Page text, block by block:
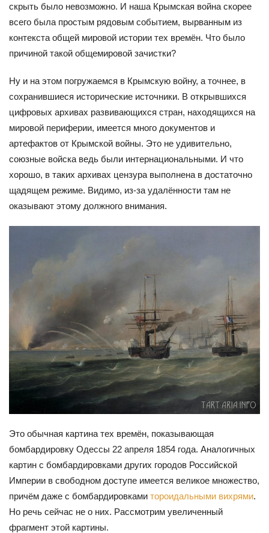
скрыть было невозможно. И наша Крымская война скорее
всего была простым рядовым событием, вырванным из
контекста общей мировой истории тех времён. Что было
причиной такой общемировой зачистки?
Ну и на этом погружаемся в Крымскую войну, а точнее, в
сохранившиеся исторические источники. В открывшихся
цифровых архивах развивающихся стран, находящихся на
мировой периферии, имеется много документов и
артефактов от Крымской войны. Это не удивительно,
союзные войска ведь были интернациональными. И что
хорошо, в таких архивах цензура выполнена в достаточно
щадящем режиме. Видимо, из-за удалённости там не
оказывают этому должного внимания.
Это обычная картина тех времён, показывающая
бомбардировку Одессы 22 апреля 1854 года. Аналогичных
картин с бомбардировками других городов Российской
Империи в свободном доступе имеется великое множество,
причём даже с бомбардировками тороидальными вихрями.
Но речь сейчас не о них. Рассмотрим увеличенный
фрагмент этой картины.